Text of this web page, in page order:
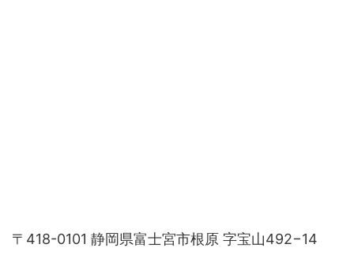
〒418-0101 静岡県富士宮市根原 字宝山492−14